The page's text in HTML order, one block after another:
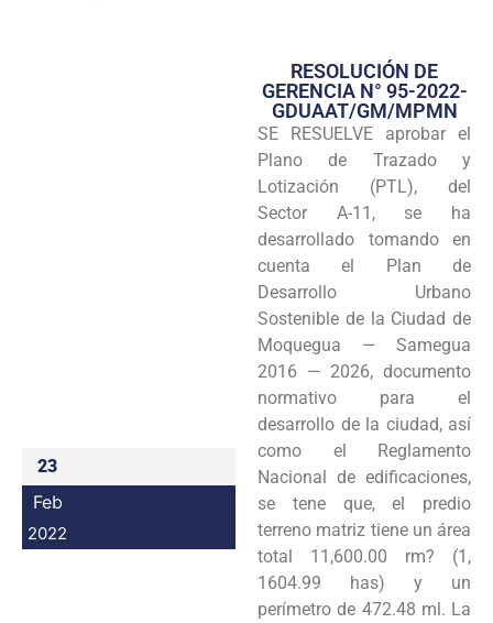
Transparencia
Seguridad
Programas
Intranet
23
Feb
2022
RESOLUCIÓN DE
GERENCIA N° 95-2022-
GDUAAT/GM/MPMN
SE RESUELVE aprobar el
Plano de Trazado y
Lotización (PTL), del
Sector A-11, se ha
desarrollado tomando en
cuenta el Plan de
Desarrollo Urbano
Sostenible de la Ciudad de
Moquegua — Samegua
2016 — 2026, documento
normativo para el
desarrollo de la ciudad, así
como el Reglamento
Nacional de edificaciones,
se tene que, el predio
terreno matriz tiene un área
total 11,600.00 rm? (1,
1604.99 has) y un
perímetro de 472.48 ml. La